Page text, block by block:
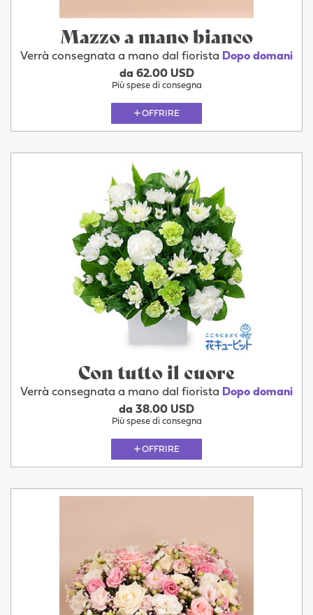
Mazzo a mano bianco
Verrà consegnata a mano dal fiorista Dopo domani
da 62.00 USD
Più spese di consegna
OFFRIRE
Con tutto il cuore
Verrà consegnata a mano dal fiorista Dopo domani
da 38.00 USD
Più spese di consegna
OFFRIRE